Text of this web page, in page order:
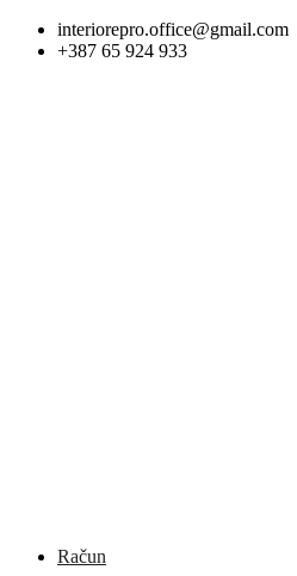
Skip
interiorepro.office@gmail.com
+387 65 924 933
Račun